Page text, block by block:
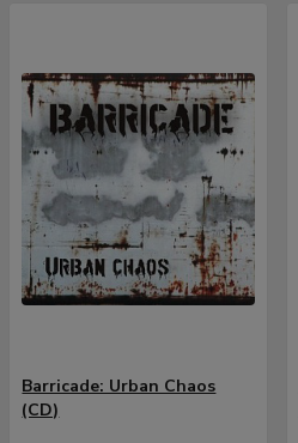
Barricade: Urban Chaos
(CD)